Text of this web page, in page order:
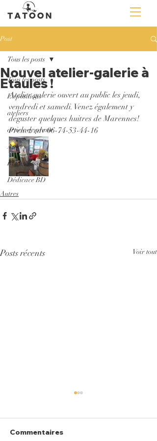
Post
Tous les posts
Expositions
ateliers
article de presse
Autres
BD jeunesse
Dédicace BD
Tous les posts
Nouvel atelier-galerie à
Etaules !
Atelier galerie ouvert au public les jeudi,
vendredi et samedi. Venez également y
déguster quelques huitres de Marennes!
Prenez rdv 06-74-53-44-16
Autres
Posts récents Voir tout
Commentaires